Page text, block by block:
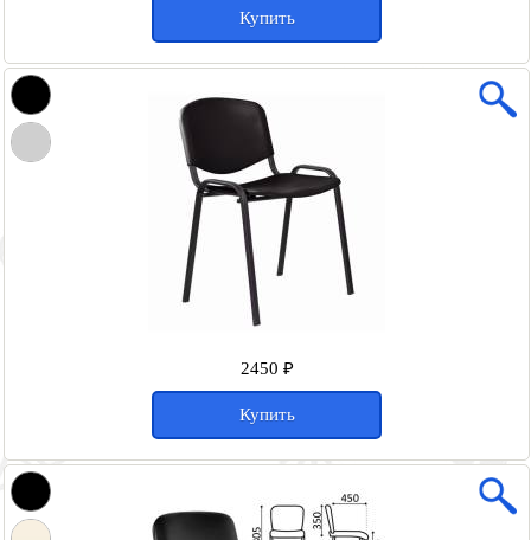
Купить
2450 ₽
Купить